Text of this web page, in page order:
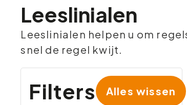
Leeslinialen
Leeslinialen helpen u om
snel de regel kwijt.
Filters Alles wissen